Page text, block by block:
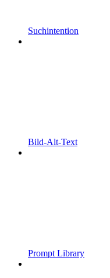
Suchintention
Bild-Alt-Text
Prompt Library